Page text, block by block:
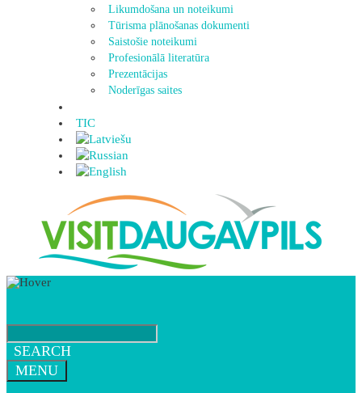
Likumdošana un noteikumi
Tūrisma plānošanas dokumenti
Saistošie noteikumi
Profesionālā literatūra
Prezentācijas
Noderīgas saites
TIC
SEARCH
MENU